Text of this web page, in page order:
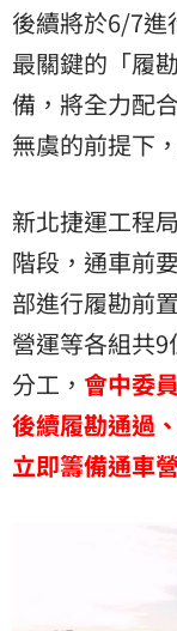
後續將於6/7進
最關鍵的「履
備，將全力配
無虞的前提下
新北捷運工程
階段，通車前
部進行履勘前
營運等各組共
分工， 會中委
後續履勘通過
立即籌備通車